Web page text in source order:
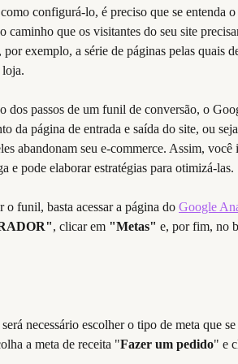
configurá-lo, é preciso que se entenda
caminho que os visitantes do seu site
exemplo, a série de páginas pelas quais
loja.
dos passos de um funil de conversão, o
da página de entrada e saída do site, ou
abandonam seu e-commerce. Assim, você
e pode elaborar estratégias para otimizá-las.
o funil, basta acessar a página do Google
, clicar em "Metas" e, por fim, no
necessário escolher o tipo de meta que
a meta de receita "Fazer um pedido" e